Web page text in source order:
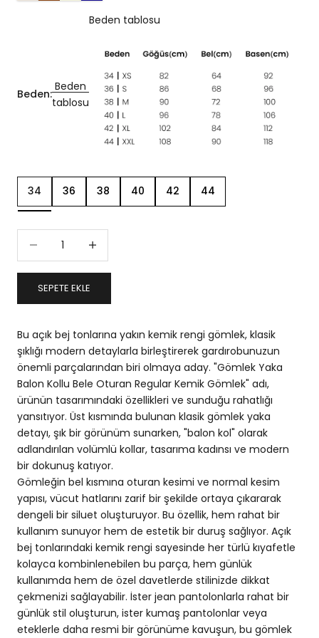
Beden:
Beden
tablosu
Beden tablosu
34 36 38 40 42 44
SEPETE EKLE
Bu açık bej tonlarına yakın kemik rengi gömlek, klasik
şıklığı modern detaylarla birleştirerek gardırobunuzun
önemli parçalarından biri olmaya aday. "Gömlek Yaka
Balon Kollu Bele Oturan Regular Kemik Gömlek" adı,
ürünün tasarımındaki özellikleri ve sunduğu rahatlığı
yansıtıyor. Üst kısmında bulunan klasik gömlek yaka
detayı, şık bir görünüm sunarken, "balon kol" olarak
adlandırılan volümlü kollar, tasarıma kadınsı ve modern
bir dokunuş katıyor.
Gömleğin bel kısmına oturan kesimi ve normal kesim
yapısı, vücut hatlarını zarif bir şekilde ortaya çıkararak
dengeli bir siluet oluşturuyor. Bu özellik, hem rahat bir
kullanım sunuyor hem de estetik bir duruş sağlıyor. Açık
bej tonlarındaki kemik rengi sayesinde her türlü kıyafetle
kolayca kombinlenebilen bu parça, hem günlük
kullanımda hem de özel davetlerde stilinizde dikkat
çekmenizi sağlayabilir. İster jean pantolonlarla rahat bir
günlük stil oluşturun, ister kumaş pantolonlar veya
eteklerle daha resmi bir görünüme kavuşun, bu gömlek